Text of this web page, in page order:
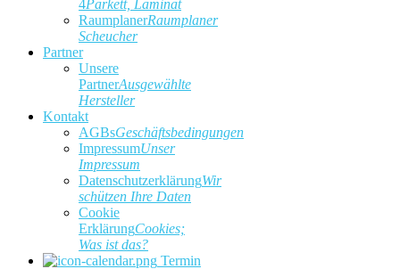
4Parkett, Laminat
RaumplanerRaumplaner
Scheucher
Partner
Unsere
PartnerAusgewählte
Hersteller
Kontakt
AGBsGeschäftsbedingungen
ImpressumUnser
Impressum
DatenschutzerklärungWir
schützen Ihre Daten
Cookie
ErklärungCookies;
Was ist das?
Termin